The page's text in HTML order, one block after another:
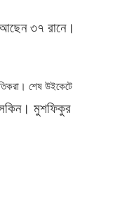
৩৭ রানে।
শেষ উইকেটে
মুশফিকুর